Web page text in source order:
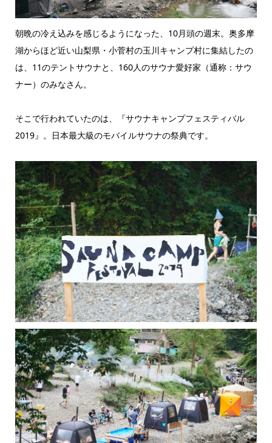
朝晩の冷え込みを感じるようになった、10月頭の週末。奥多摩
湖からほど近い山梨県・小菅村の玉川キャンプ村に集結したの
は、11のテントサウナと、160人のサウナ愛好家（通称：サウ
ナー）のみなさん。
そこで行われていたのは、『サウナキャンプフェスティバル
2019』。日本最大級のモバイルサウナの祭典です。